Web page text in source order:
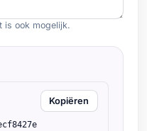
is ook mogelijk.
Kopiëren